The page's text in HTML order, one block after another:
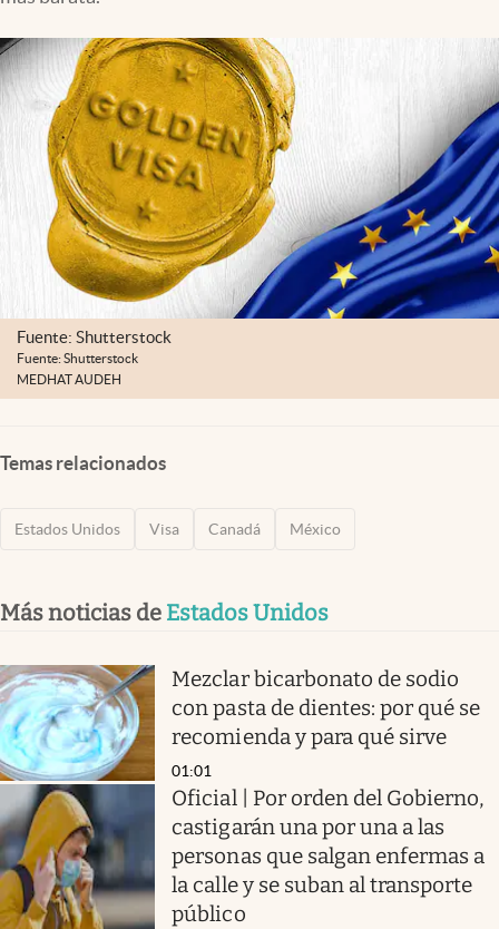
Espiritualidad
Mediakit
abre en nueva pestaña
México
Fuente: Shutterstock
Fuente: Shutterstock
MEDHAT AUDEH
Temas relacionados
Estados Unidos Visa Canadá México
Más noticias de Estados Unidos
Mezclar bicarbonato de sodio
con pasta de dientes: por qué se
recomienda y para qué sirve
01:01
Oficial | Por orden del Gobierno,
castigarán una por una a las
personas que salgan enfermas a
la calle y se suban al transporte
público